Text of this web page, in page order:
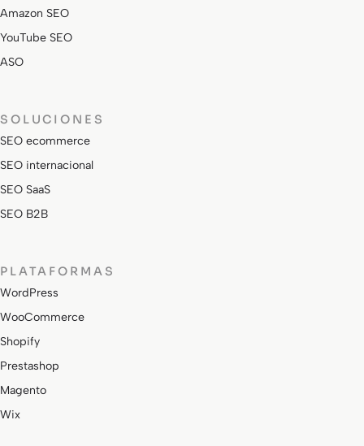
Amazon SEO
YouTube SEO
ASO
SOLUCIONES
SEO ecommerce
SEO internacional
SEO SaaS
SEO B2B
PLATAFORMAS
WordPress
WooCommerce
Shopify
Prestashop
Magento
Wix